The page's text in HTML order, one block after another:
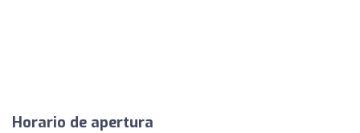
Horario de apertura